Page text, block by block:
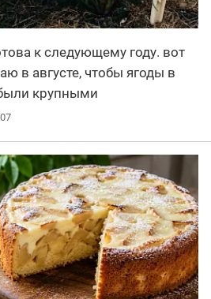
к следующему году. вот
в августе, чтобы ягоды в
крупными